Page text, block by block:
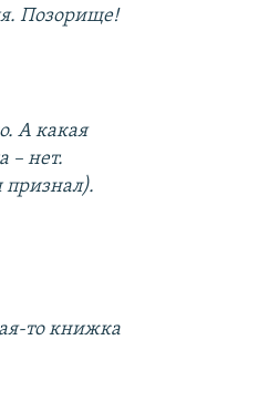
Позорище!
А какая
– нет.
признал).
то книжка